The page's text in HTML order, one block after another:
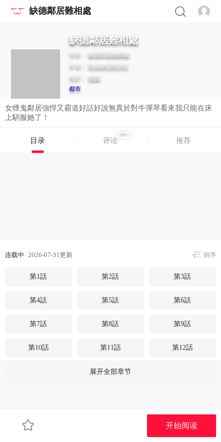
缺德鄰居難相處
缺德鄰居難相處
别名：缺德邻居难相处
作者： RA&MOMOSE
地区： 韩国
都市
女煙鬼鄰居強悍又霸道好話好說無異於對牛彈琴看來我只能在床
上馴服她了！
目录 评论
999+
推荐
连载中 2026-07-31更新 倒序
第1話 第2話 第3話
第4話 第5話 第6話
第7話 第8話 第9話
第10話 第11話 第12話
第14話
第19話
开始阅读
展开全部章节